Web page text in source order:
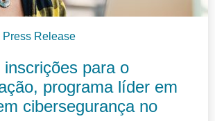
Press Release
inscrições para o
programa líder em
cibersegurança no